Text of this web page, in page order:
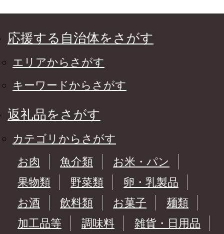
応援する自治体をさがす
エリアからさがす
キーワードからさがす
返礼品をさがす
カテゴリからさがす
お肉
魚介類
お米・パン
果物類
野菜類
卵・乳製品
お酒
飲料類 お菓子
麺類
加工品等
調味料
雑貨・日用品